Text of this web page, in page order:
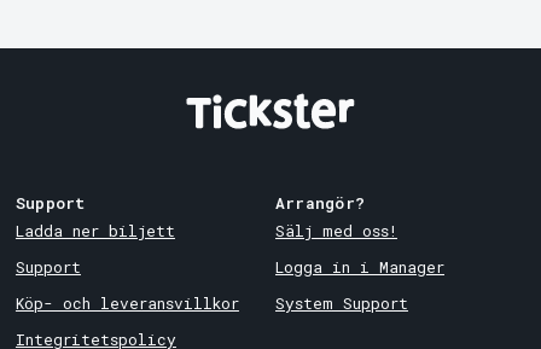
Support
Ladda ner biljett
Support
Köp- och leveransvillkor
Integritetspolicy
Arrangör?
Sälj med oss!
Logga in i Manager
System Support